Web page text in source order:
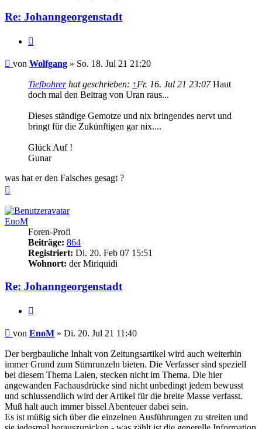
Re: Johanngeorgenstadt
Beitrag
von Wolfgang » So. 18. Jul 21 21:20
Tiefbohrerhat geschrieben: ↑Fr. 16. Jul 21 23:07Haut
doch mal den Beitrag von Uran raus...
Dieses ständige Gemotze und nix bringendes nervt und
bringt für die Zukünftigen gar nix....
Glück Auf !
Gunar
was hat er den Falsches gesagt ?
EnoM
Foren-Profi
Beiträge: 864
Registriert: Di. 20. Feb 07 15:51
Wohnort: der Miriquidi
Re: Johanngeorgenstadt
Beitrag
von EnoM » Di. 20. Jul 21 11:40
Der bergbauliche Inhalt von Zeitungsartikel wird auch weiterhin
immer Grund zum Stirnrunzeln bieten. Die Verfasser sind speziell
bei diesem Thema Laien, stecken nicht im Thema. Die hier
angewanden Fachausdrücke sind nicht unbedingt jedem bewusst
und schlussendlich wird der Artikel für die breite Masse verfasst.
Muß halt auch immer bissel Abenteuer dabei sein.
Es ist müßig sich über die einzelnen Ausführungen zu streiten und